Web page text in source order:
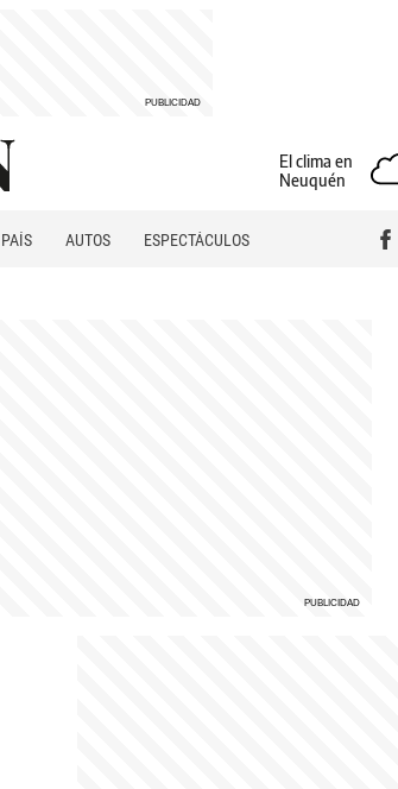
El clima en
Neuquén
PAÍS AUTOS
ESPECTÁCULOS